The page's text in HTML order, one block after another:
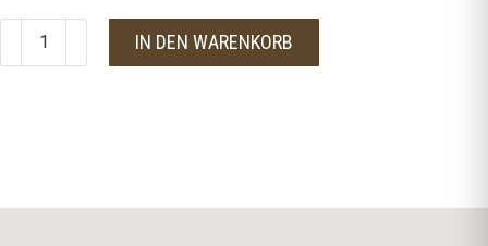
IN DEN WARENKORB